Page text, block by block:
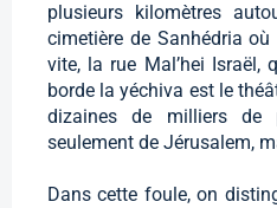
plusieurs kilomètres
cimetière de Sanhédria
vite, la rue Mal’hei Israël,
borde la yéchiva est le
dizaines de milliers de
seulement de Jérusalem,
Dans cette foule, on